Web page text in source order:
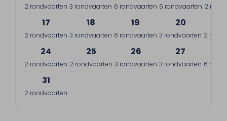
2 rondvaarten 3 rondvaarten 6 rondvaarten 6 rondvaarten 2
17
2 rondvaarten
18
3 rondvaarten
19
6 rondvaarten
20
3 rondvaarten 2
24
2 rondvaarten
25
2 rondvaarten
26
3 rondvaarten
27
3 rondvaarten 6
31
2 rondvaarten